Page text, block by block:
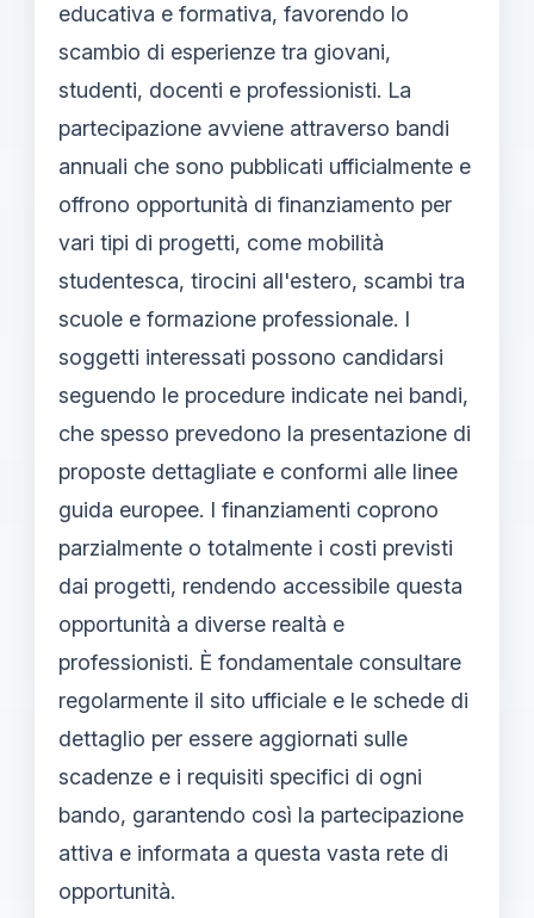
educativa e formativa, favorendo lo
scambio di esperienze tra giovani,
studenti, docenti e professionisti. La
partecipazione avviene attraverso bandi
annuali che sono pubblicati ufficialmente e
offrono opportunità di finanziamento per
vari tipi di progetti, come mobilità
studentesca, tirocini all'estero, scambi tra
scuole e formazione professionale. I
soggetti interessati possono candidarsi
seguendo le procedure indicate nei bandi,
che spesso prevedono la presentazione di
proposte dettagliate e conformi alle linee
guida europee. I finanziamenti coprono
parzialmente o totalmente i costi previsti
dai progetti, rendendo accessibile questa
opportunità a diverse realtà e
professionisti. È fondamentale consultare
regolarmente il sito ufficiale e le schede di
dettaglio per essere aggiornati sulle
scadenze e i requisiti specifici di ogni
bando, garantendo così la partecipazione
attiva e informata a questa vasta rete di
opportunità.